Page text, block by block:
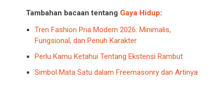
Tambahan bacaan tentang Gaya Hidup:
Tren Fashion Pria Modern 2026: Minimalis,
Fungsional, dan Penuh Karakter
Perlu Kamu Ketahui Tentang Ekstensi Rambut
Simbol Mata Satu dalam Freemasonry dan Artinya